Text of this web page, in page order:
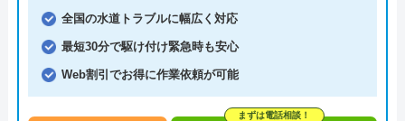
全国の水道トラブルに幅広く対応
最短30分で駆け付け緊急時も安心
Web割引でお得に作業依頼が可能
まずは電話相談！